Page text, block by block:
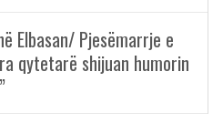
Elbasan/ Pjesëmarrje e
qytetarë shijuan humorin